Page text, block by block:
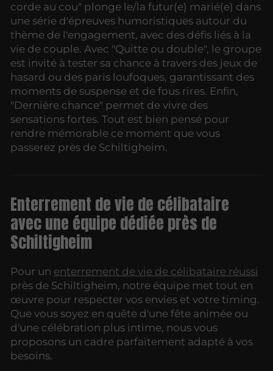
corde au cou" plonge le/la futur(e) marié(e) dans
une série d'épreuves humoristiques autour du
thème de l'engagement, avec des défis liés à la
vie de couple. Avec "Quitte ou double", le groupe
est invité à tester sa chance à travers des jeux de
hasard ou des paris loufoques, garantissant des
moments de suspense et de fous rires. Enfin,
"Dernière chance" permet de vivre des
sensations fortes. Tout est bien pensé pour
rendre mémorable ce moment que vous
passerez près de Schiltigheim.
Enterrement de vie de célibataire
avec une équipe dédiée près de
Schiltigheim
Pour un enterrement de vie de célibataire réussi
près de Schiltigheim, notre équipe met tout en
œuvre pour respecter vos envies et votre timing.
Que vous soyez en quête d'une fête animée ou
d'une célébration plus intime, nous vous
proposons un cadre parfaitement adapté à vos
besoins.